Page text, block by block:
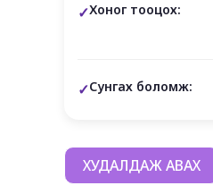
Хоног тооцох:
Сунгах боломж:
ХУДАЛДАЖ АВАХ